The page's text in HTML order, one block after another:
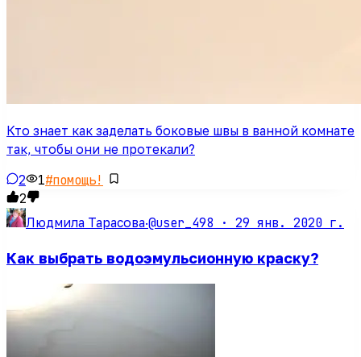
Кто знает как заделать боковые швы в ванной комнате
так, чтобы они не протекали?
2 1#помощь!
2
Людмила Тарасова·@user_498 · 29 янв. 2020 г.
Как выбрать водоэмульсионную краску?